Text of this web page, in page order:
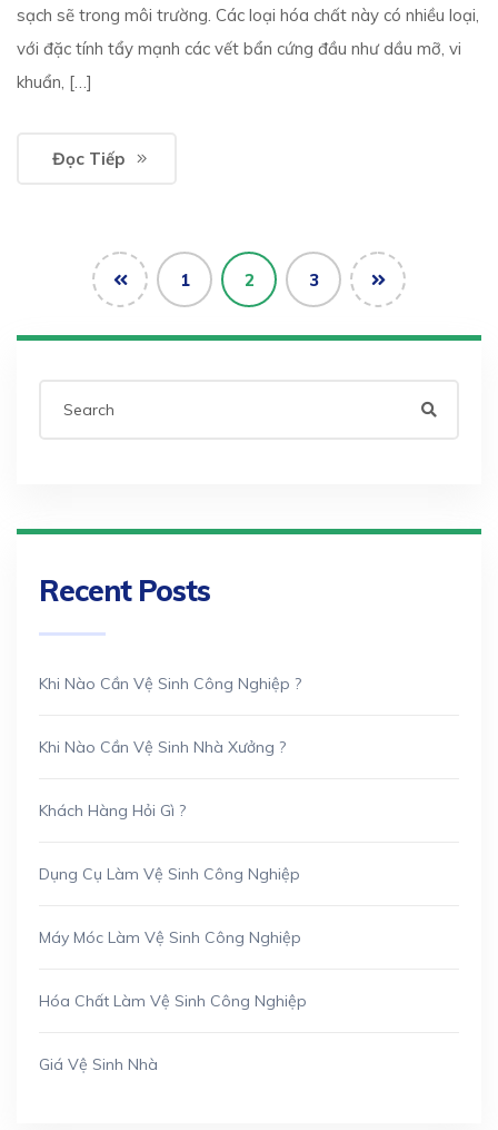
sạch sẽ trong môi trường. Các loại hóa chất này có nhiều loại,
với đặc tính tẩy mạnh các vết bẩn cứng đầu như dầu mỡ, vi
khuẩn, […]
Đọc Tiếp
1 2 3
Recent Posts
Khi Nào Cần Vệ Sinh Công Nghiệp ?
Khi Nào Cần Vệ Sinh Nhà Xưởng ?
Khách Hàng Hỏi Gì ?
Dụng Cụ Làm Vệ Sinh Công Nghiệp
Máy Móc Làm Vệ Sinh Công Nghiệp
Hóa Chất Làm Vệ Sinh Công Nghiệp
Giá Vệ Sinh Nhà